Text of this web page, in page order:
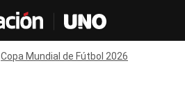
Copa Mundial de Fútbol 2026